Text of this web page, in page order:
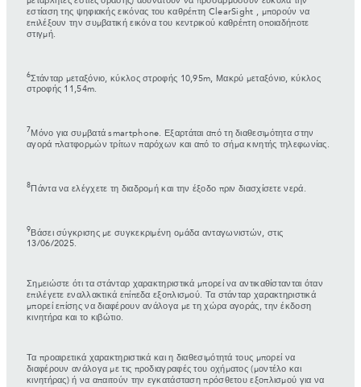
εστίαση της ψηφιακής εικόνας του καθρέπτη ClearSight , μπορούν να
επιλέξουν την συμβατική εικόνα του κεντρικού καθρέπτη οποιαδήποτε
στιγμή.
6Στάνταρ μεταξόνιο, κύκλος στροφής 10,95m, Μακρύ μεταξόνιο, κύκλος
στροφής 11,54m.
7 Μόνο για συμβατά smartphone. Εξαρτάται από τη διαθεσιμότητα στην
αγορά πλατφορμών τρίτων παρόχων και από το σήμα κινητής τηλεφωνίας.
8 Πάντα να ελέγχετε τη διαδρομή και την έξοδο πριν διασχίσετε νερά.
9 Βάσει σύγκρισης με συγκεκριμένη ομάδα ανταγωνιστών, στις
13/06/2025.
Σημειώστε ότι τα στάνταρ χαρακτηριστικά μπορεί να αντικαθίστανται όταν
επιλέγετε εναλλακτικά επίπεδα εξοπλισμού. Τα στάνταρ χαρακτηριστικά
μπορεί επίσης να διαφέρουν ανάλογα με τη χώρα αγοράς, την έκδοση
κινητήρα και το κιβώτιο.
Τα προαιρετικά χαρακτηριστικά και η διαθεσιμότητά τους μπορεί να
διαφέρουν ανάλογα με τις προδιαγραφές του οχήματος (μοντέλο και
κινητήρας) ή να απαιτούν την εγκατάσταση πρόσθετου εξοπλισμού για να